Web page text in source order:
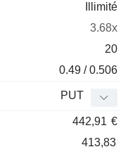
Illimité
3.68x
20
0.49 / 0.506
PUT
442,91 €
413,83